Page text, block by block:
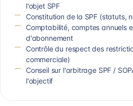
l'objet SPF
Constitution de la SPF (statuts,
Comptabilité, comptes annuels
d'abonnement
Contrôle du respect des
commerciale)
Conseil sur l'arbitrage SPF /
l'objectif